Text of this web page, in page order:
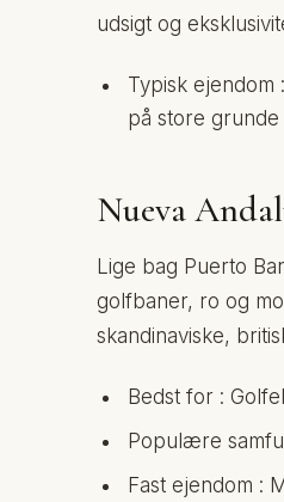
udsigt og
Typisk
på store
Nueva
Lige bag Puerto
golfbaner, ro og
skandinaviske,
Bedst for :
Populære
Fast ejendom :